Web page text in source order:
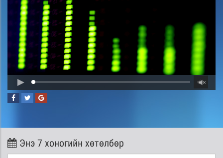
Энэ 7 хоногийн хөтөлбөр